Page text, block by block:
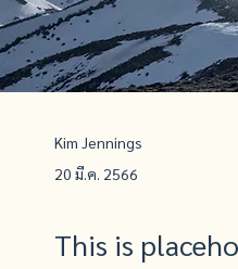
Kim Jennings
20 มี.ค. 2566
This is